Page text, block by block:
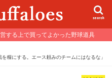
search
する上で買ってよかった野球道具
糧にする。エース頼みのチームにはなるな」